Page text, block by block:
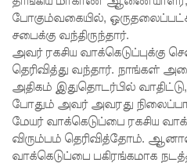
இலங்கை
எரிசக்தித்
துறை
ஒத்துழைப்
பு குறித்து
ஆய்வு!
போகும்வகையில்,
சபைக்கு வந்திருந்தார்.
அவர் ரகசிய
தெரிவித்து வந்தார். நாங்கள்
அதிகம் இதுதொடர்பில்
போதும் அவர் அவரது
மேயர் வாக்கெடுப்பை ரகசிய
விரும்பம் தெரிவித்தோம்.
வாக்கெடுப்பை பகிரங்கமாக